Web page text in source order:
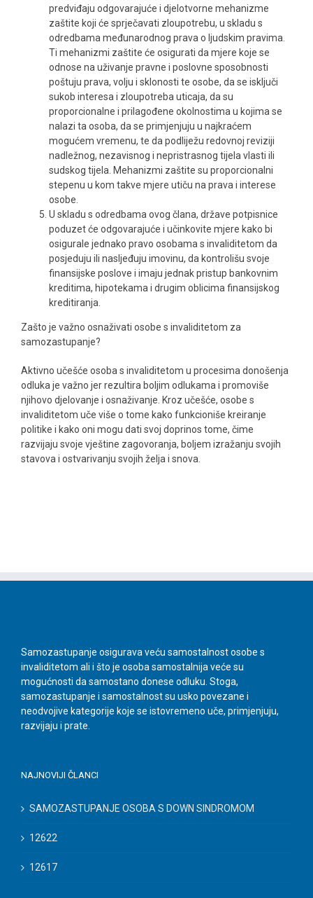
predviđaju odgovarajuće i djelotvorne mehanizme
zaštite koji će sprječavati zloupotrebu, u skladu s
odredbama međunarodnog prava o ljudskim pravima.
Ti mehanizmi zaštite će osigurati da mjere koje se
odnose na uživanje pravne i poslovne sposobnosti
poštuju prava, volju i sklonosti te osobe, da se isključi
sukob interesa i zloupotreba uticaja, da su
proporcionalne i prilagođene okolnostima u kojima se
nalazi ta osoba, da se primjenjuju u najkraćem
mogućem vremenu, te da podliježu redovnoj reviziji
nadležnog, nezavisnog i nepristrasnog tijela vlasti ili
sudskog tijela. Mehanizmi zaštite su proporcionalni
stepenu u kom takve mjere utiču na prava i interese
osobe.
U skladu s odredbama ovog člana, države potpisnice
poduzet će odgovarajuće i učinkovite mjere kako bi
osigurale jednako pravo osobama s invaliditetom da
posjeduju ili nasljeđuju imovinu, da kontrolišu svoje
finansijske poslove i imaju jednak pristup bankovnim
kreditima, hipotekama i drugim oblicima finansijskog
kreditiranja.
Zašto je važno osnaživati osobe s invaliditetom za
samozastupanje?
Aktivno učešće osoba s invaliditetom u procesima donošenja
odluka je važno jer rezultira boljim odlukama i promoviše
njihovo djelovanje i osnaživanje. Kroz učešće, osobe s
invaliditetom uče više o tome kako funkcioniše kreiranje
politike i kako oni mogu dati svoj doprinos tome, čime
razvijaju svoje vještine zagovoranja, boljem izražanju svojih
stavova i ostvarivanju svojih želja i snova.
Samozastupanje osigurava veću samostalnost osobe s
invaliditetom ali i što je osoba samostalnija veće su
mogućnosti da samostano donese odluku. Stoga,
samozastupanje i samostalnost su usko povezane i
neodvojive kategorije koje se istovremeno uče, primjenjuju,
razvijaju i prate.
NAJNOVIJI ČLANCI
SAMOZASTUPANJE OSOBA S DOWN SINDROMOM
12622
12617